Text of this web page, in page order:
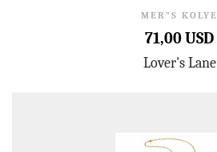
MER"S KOLYE
71,00 USD
Lover's Lane